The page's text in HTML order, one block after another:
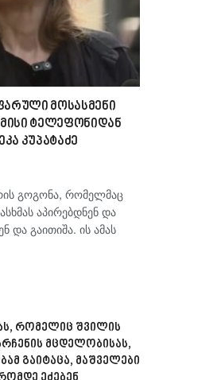
მოსასმენი
ტელეფონიდან
კუპატაძე
გოგონა, რომელმაც
აპირებდნენ და
და გაითიშა. ის ამას
რომელიც შვილის
მცდელობისას,
გაიტაცა, მაშველები